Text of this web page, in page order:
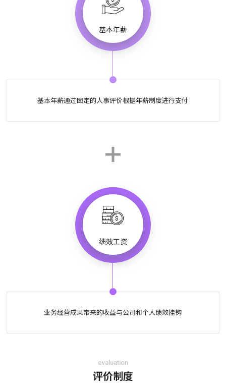
基本年薪
基本年薪通过固定的人事评价根据年薪制度进行支付
绩效工资
业务经营成果带来的收益与公司和个人绩效挂钩
evaluation
评价制度